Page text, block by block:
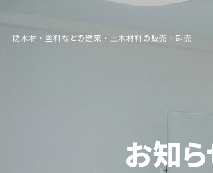
防水材・塗料などの建築・土木材料の販売・卸売
お知ら